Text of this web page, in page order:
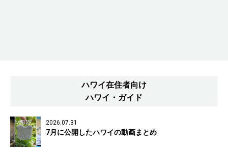
ハワイ在住者向け
ハワイ・ガイド
2026.07.31
7月に公開したハワイの動画まとめ